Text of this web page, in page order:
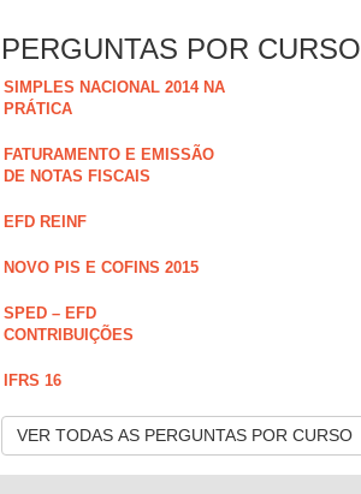
PERGUNTAS POR CURSO
SIMPLES NACIONAL 2014 NA
PRÁTICA
FATURAMENTO E EMISSÃO
DE NOTAS FISCAIS
EFD REINF
NOVO PIS E COFINS 2015
SPED – EFD
CONTRIBUIÇÕES
IFRS 16
VER TODAS AS PERGUNTAS POR CURSO